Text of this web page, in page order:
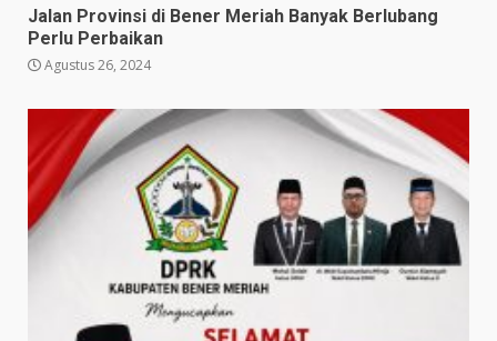
Jalan Provinsi di Bener Meriah Banyak Berlubang
Perlu Perbaikan
Agustus 26, 2024